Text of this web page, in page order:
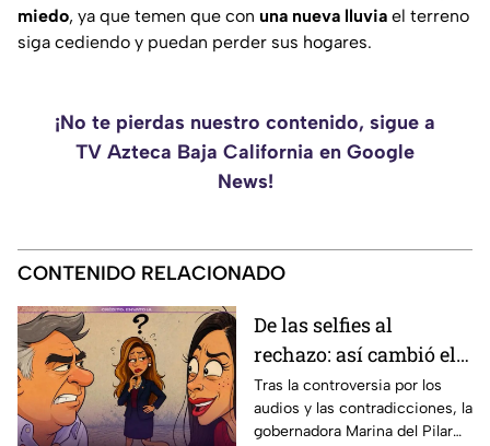
miedo, ya que temen que con una nueva lluvia el terreno
siga cediendo y puedan perder sus hogares.
¡No te pierdas nuestro contenido, sigue a
TV Azteca Baja California en Google
News!
CONTENIDO RELACIONADO
De las selfies al
rechazo: así cambió el
ambiente para Marina
del Pilar tras la
Tras la controversia por los
audios y las contradicciones, la
gobernadora Marina del Pilar